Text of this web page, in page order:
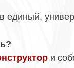
единый,
и